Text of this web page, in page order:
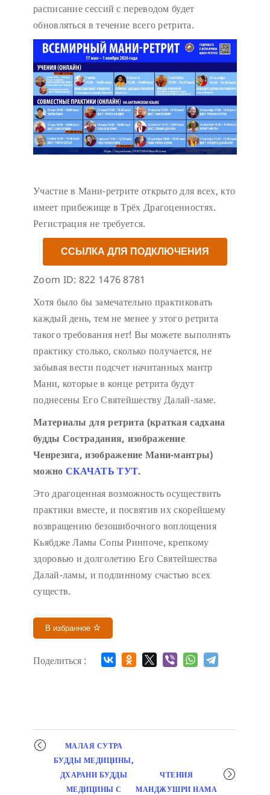
расписание сессий с переводом будет
обновляться в течение всего ретрита.
Участие в Мани-ретрите открыто для всех, кто
имеет прибежище в Трёх Драгоценностях.
Регистрация не требуется.
ССЫЛКА ДЛЯ ПОДКЛЮЧЕНИЯ
Zoom ID: 822 1476 8781
Хотя было бы замечательно практиковать
каждый день, тем не менее у этого ретрита
такого требования нет! Вы можете выполнять
практику столько, сколько получается, не
забывая вести подсчет начитанных мантр
Мани, которые в конце ретрита будут
поднесены Его Святейшеству Далай-ламе.
Материалы для ретрита (краткая садхана
будды Сострадания, изображение
Ченрезига, изображение Мани-мантры)
можно СКАЧАТЬ ТУТ.
Это драгоценная возможность осуществить
практики вместе, и посвятив их скорейшему
возвращению безошибочного воплощения
Кьябдже Ламы Сопы Ринпоче, крепкому
здоровью и долголетию Его Святейшества
Далай-ламы, и подлинному счастью всех
существ.
В избранное
Поделиться :
Мероприятие
навигация
МАЛАЯ СУТРА
БУДДЫ МЕДИЦИНЫ,
ДХАРАНИ БУДДЫ
МЕДИЦИНЫ С
ЧТЕНИЯ
МАНДЖУШРИ НАМА